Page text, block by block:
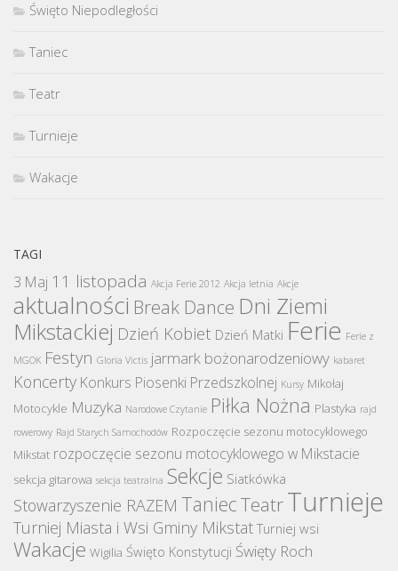
Święto Niepodległości
Taniec
Teatr
Turnieje
Wakacje
TAGI
3 Maj 11 listopada Akcja Ferie 2012 Akcja letnia Akcje
aktualności Break Dance Dni Ziemi
Mikstackiej Dzień Kobiet Dzień Matki Ferie Ferie z
MGOK Festyn Gloria Victis jarmark bożonarodzeniowy kabaret
Koncerty Konkurs Piosenki Przedszkolnej Kursy Mikołaj
Motocykle Muzyka Narodowe Czytanie Piłka Nożna Plastyka rajd
rowerowy Rajd Starych Samochodów Rozpoczęcie sezonu motocyklowego
Mikstat rozpoczęcie sezonu motocyklowego w Mikstacie
sekcja gitarowa sekcja teatralna Sekcje Siatkówka
Stowarzyszenie RAZEM TaniecTeatrTurnieje
Turniej Miasta i Wsi Gminy Mikstat Turniej wsi
Wakacje Wigilia Święto Konstytucji Święty Roch